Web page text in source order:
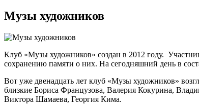
Музы художников
Клуб «Музы художников» создан в 2012 году.
сохранению памяти о них. На сегодняшний день в
Вот уже двенадцать лет клуб «Музы художников»
близкие Бориса Французова, Валерия Кокурина,
Виктора Шамаева, Георгия Кима.